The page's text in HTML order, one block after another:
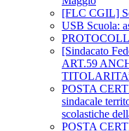
[FLC CGIL]
USB Scuola:
[Sindacato
ART.59
POSTA
sindacale
scolastiche
POSTA